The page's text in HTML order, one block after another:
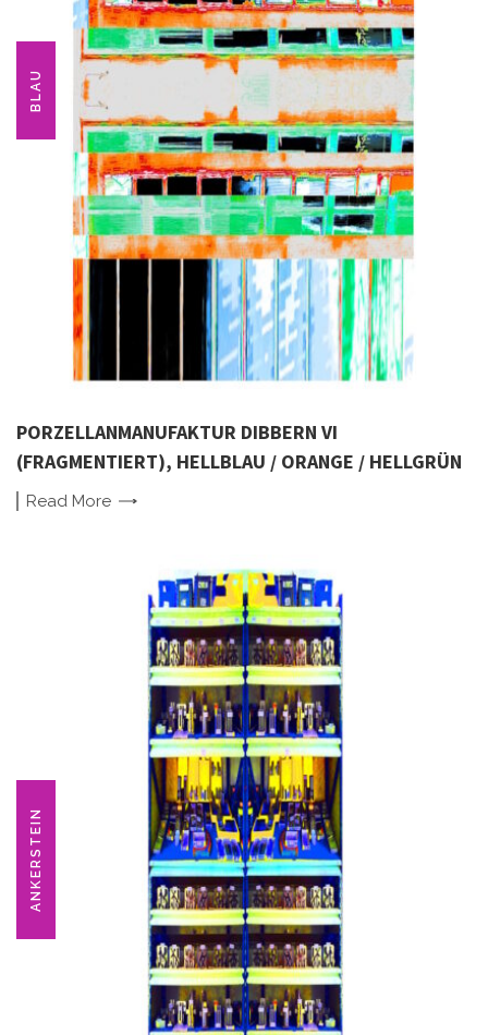
BLAU
PORZELLANMANUFAKTUR DIBBERN VI
(FRAGMENTIERT), HELLBLAU / ORANGE / HELLGRÜN
Read More
ANKERSTEIN